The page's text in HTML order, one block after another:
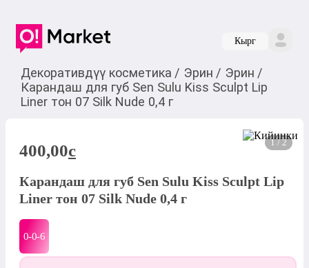
Кырг
Декоративдүү косметика / Эрин / Эрин /
Карандаш для губ Sen Sulu Kiss Sculpt Lip
Liner тон 07 Silk Nude 0,4 г
1 / 2
400,00c
Карандаш для губ Sen Sulu Kiss Sculpt Lip
Liner тон 07 Silk Nude 0,4 г
0-0-6